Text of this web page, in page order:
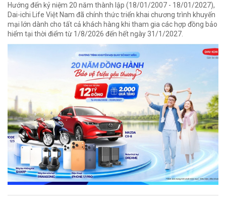
Hướng đến kỷ niệm 20 năm thành lập (18/01/2007 - 18/01/2027),
Dai-ichi Life Việt Nam đã chính thức triển khai chương trình khuyến
mại lớn dành cho tất cả khách hàng khi tham gia các hợp đồng bảo
hiểm tại thời điểm từ 1/8/2026 đến hết ngày 31/1/2027.